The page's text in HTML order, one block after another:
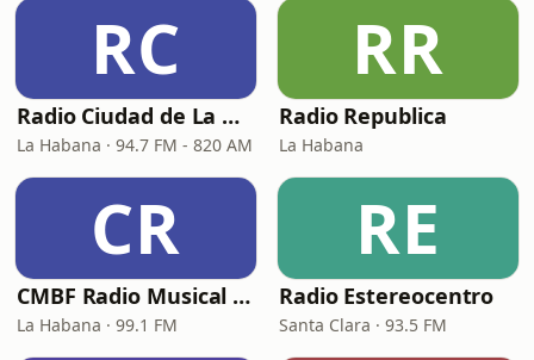
RC
Radio Ciudad de La Habana
La Habana · 94.7 FM - 820 AM
RR
Radio Republica
La Habana
CR
CMBF Radio Musical Nacional
La Habana · 99.1 FM
RE
Radio Estereocentro
Santa Clara · 93.5 FM